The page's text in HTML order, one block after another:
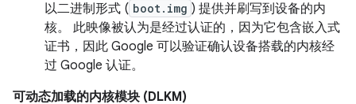
以二进制形式 ( boot.img ) 提供并刷写到设备的内
核。 此映像被认为是经过认证的，因为它包含嵌入式
证书，因此 Google 可以验证确认设备搭载的内核经
过 Google 认证。
可动态加载的内核模块 (DLKM)